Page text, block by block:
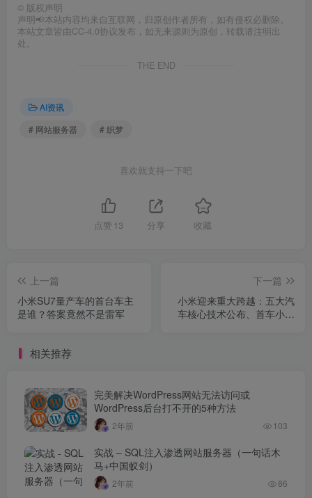
© 版权声明
声明📢本站内容均来自互联网，归原创作者所有，如有侵权必删除。
本站文章皆由CC-4.0协议发布，如无来源则为原创，转载请注明出
处。
THE END
AI资讯
# 网站服务器
# 织梦
喜欢就支持一下吧
点赞 13 分享 收藏
上一篇
小米SU7量产车的首台车主
是谁？答案竟然不是雷军
下一篇
小米迎来重大跨越：五大汽
车核心技术公布、首车小米
相关推荐
完美解决WordPress网站无法访问或
WordPress后台打不开的5种方法
2年前 103
实战 – SQL注入渗透网站服务器（一句话木
马+中国蚁剑）
2年前 86